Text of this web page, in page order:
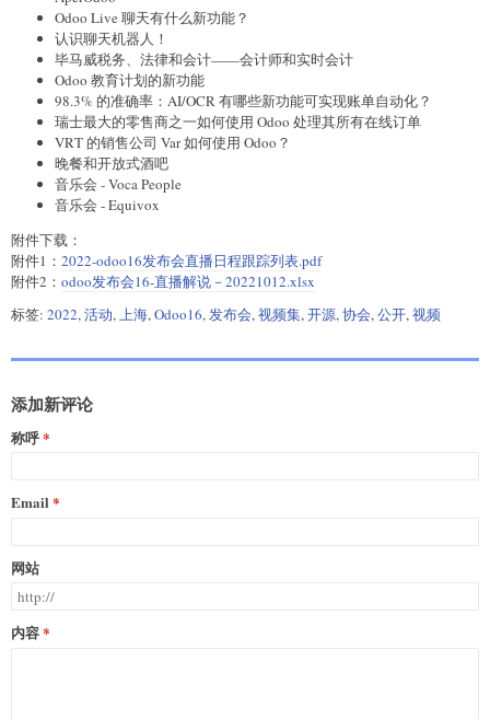
Odoo Live 聊天有什么新功能？
认识聊天机器人！
毕马威税务、法律和会计——会计师和实时会计
Odoo 教育计划的新功能
98.3% 的准确率：AI/OCR 有哪些新功能可实现账单自动化？
瑞士最大的零售商之一如何使用 Odoo 处理其所有在线订单
VRT 的销售公司 Var 如何使用 Odoo？
晚餐和开放式酒吧
音乐会 - Voca People
音乐会 - Equivox
附件下载：
附件1： 2022-odoo16发布会直播日程跟踪列表.pdf
附件2： odoo发布会16-直播解说－20221012.xlsx
标签: 2022,活动,上海,Odoo16,发布会,视频集,开源,协会,公开,视频
添加新评论
称呼
Email
网站
内容